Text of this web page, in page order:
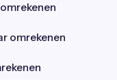
omrekenen